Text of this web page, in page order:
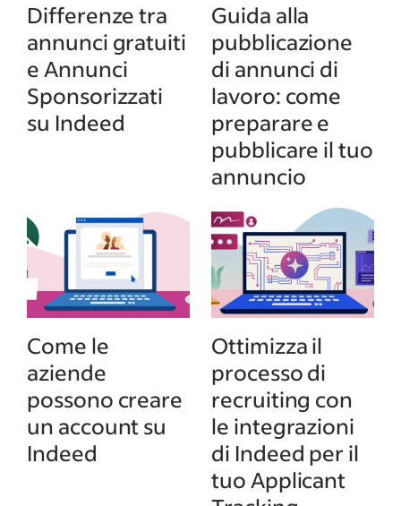
Differenze tra
annunci gratuiti
e Annunci
Sponsorizzati
su Indeed
Guida alla
pubblicazione
di annunci di
lavoro: come
preparare e
pubblicare il tuo
annuncio
Come le
aziende
possono creare
un account su
Indeed
Ottimizza il
processo di
recruiting con
le integrazioni
di Indeed per il
tuo Applicant